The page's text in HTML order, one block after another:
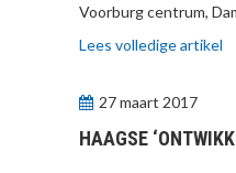
Voorburg centrum,
Lees volledige artikel
27 maart 2017
HAAGSE